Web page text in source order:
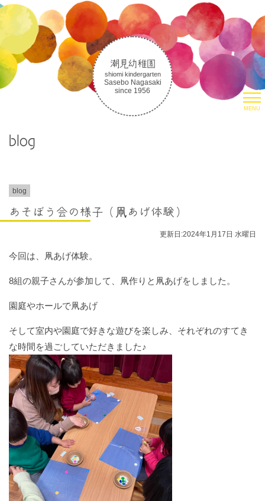
潮見幼稚園
shiomi kindergarten
Sasebo Nagasaki
since 1956
MENU
生活の様子
朝のお集まりについて
入園案内
あそぼう会の情報
お問い合わせ
お知らせ
blog
ママサークルしおみ
blog
blog
あそぼう会の様子（凧あげ体験）
更新日:2024年1月17日 水曜日
今回は、凧あげ体験。
8組の親子さんが参加して、凧作りと凧あげをしました。
園庭やホールで凧あげ
そして室内や園庭で好きな遊びを楽しみ、それぞれのすてき
な時間を過ごしていただきました♪